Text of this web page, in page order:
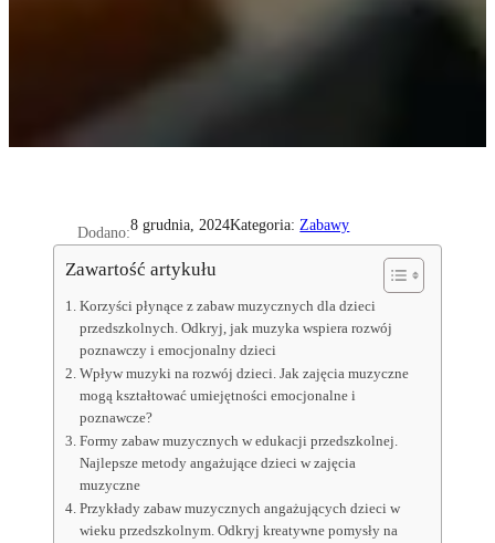
Dodano:8 grudnia, 2024Kategoria: Zabawy
Zawartość artykułu
Korzyści płynące z zabaw muzycznych dla dzieci
przedszkolnych. Odkryj, jak muzyka wspiera rozwój
poznawczy i emocjonalny dzieci
Wpływ muzyki na rozwój dzieci. Jak zajęcia muzyczne
mogą kształtować umiejętności emocjonalne i
poznawcze?
Formy zabaw muzycznych w edukacji przedszkolnej.
Najlepsze metody angażujące dzieci w zajęcia
muzyczne
Przykłady zabaw muzycznych angażujących dzieci w
wieku przedszkolnym. Odkryj kreatywne pomysły na